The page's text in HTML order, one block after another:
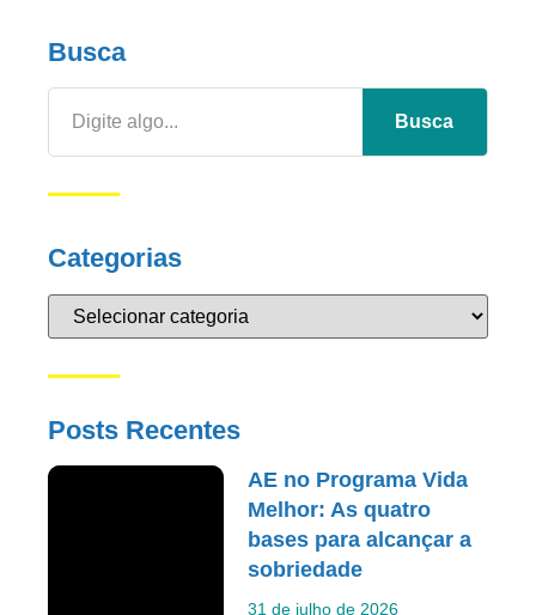
Busca
Busca
Categorias
Posts Recentes
AE no Programa Vida
Melhor: As quatro
bases para alcançar a
sobriedade
31 de julho de 2026